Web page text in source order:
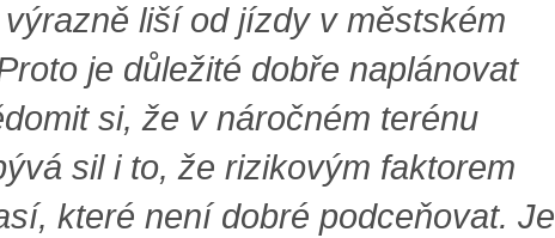
liší od jízdy v městském
je důležité dobře naplánovat
si, že v náročném terénu
sil i to, že rizikovým faktorem
které není dobré podceňovat. Je